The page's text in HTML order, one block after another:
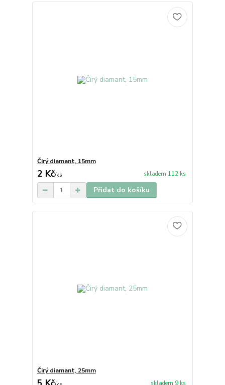
Čirý diamant, 15mm
2 Kč/ks skladem 112 ks
Přidat do košíku
Čirý diamant, 25mm
skladem 9 ks